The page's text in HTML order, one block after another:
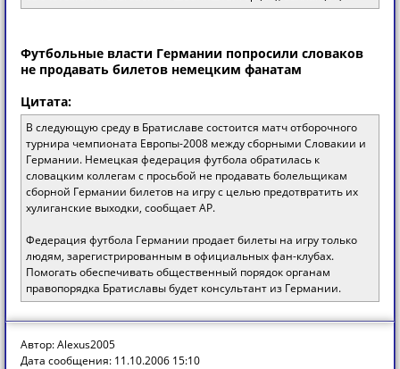
Футбольные власти Германии попросили словаков
не продавать билетов немецким фанатам
Цитата:
В следующую среду в Братиславе состоится матч отборочного
турнира чемпионата Европы-2008 между сборными Словакии и
Германии. Немецкая федерация футбола обратилась к
словацким коллегам с просьбой не продавать болельщикам
сборной Германии билетов на игру с целью предотвратить их
хулиганские выходки, сообщает АР.
Федерация футбола Германии продает билеты на игру только
людям, зарегистрированным в официальных фан-клубах.
Помогать обеспечивать общественный порядок органам
правопорядка Братиславы будет консультант из Германии.
Автор: Alexus2005
Дата сообщения: 11.10.2006 15:10